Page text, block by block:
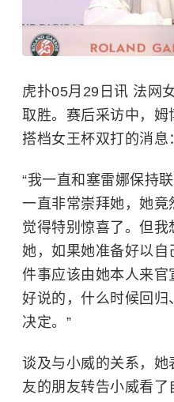
虎扑05月29日讯 法网
取胜。赛后采访中，
搭档女王杯双打的消息
“我一直和塞雷娜保持
一直非常崇拜她，她
觉得特别惊喜了。但
她，如果她准备好以
件事应该由她本人来官
好说的，什么时候回
决定。”
谈及与小威的关系，她
友的朋友转告小威看了